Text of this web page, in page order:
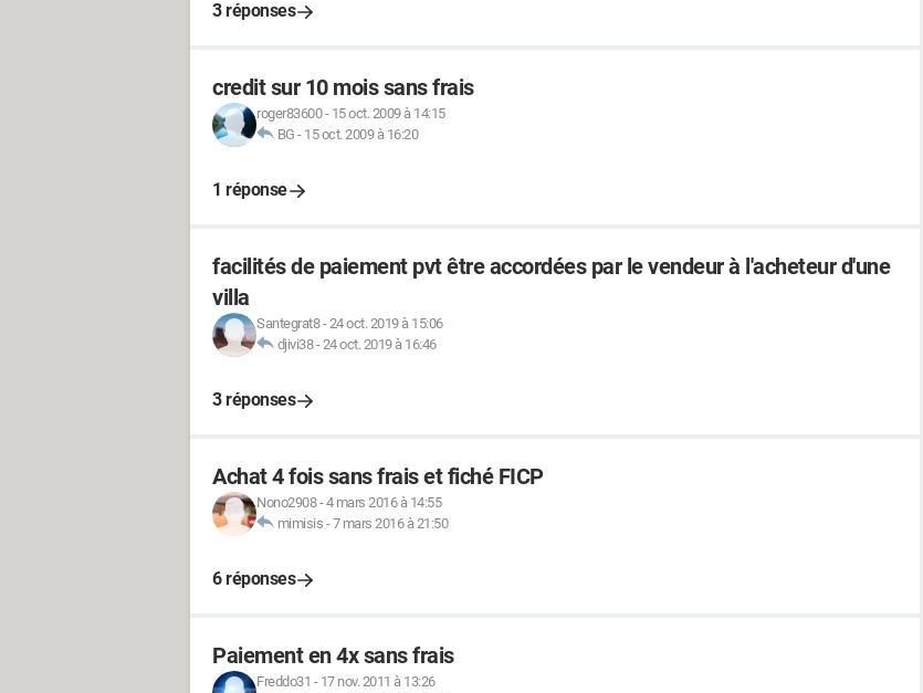
3 réponses
credit sur 10 mois sans frais
roger83600- 15 oct. 2009 à 14:15
BG - 15 oct. 2009 à 16:20
1 réponse
facilités de paiement pvt être accordées par le vendeur à l'acheteur d'une
villa
Santegrat8-24 oct. 2019 à 15:06
djivi38-24 oct. 2019 à 16:46
3 réponses
Achat 4 fois sans frais et fiché FICP
Nono2908-4 mars 2016 à 14:55
mimisis -7 mars 2016 à 21:50
6 réponses
Paiement en 4x sans frais
Freddo31 - 17 nov. 2011 à 13:26